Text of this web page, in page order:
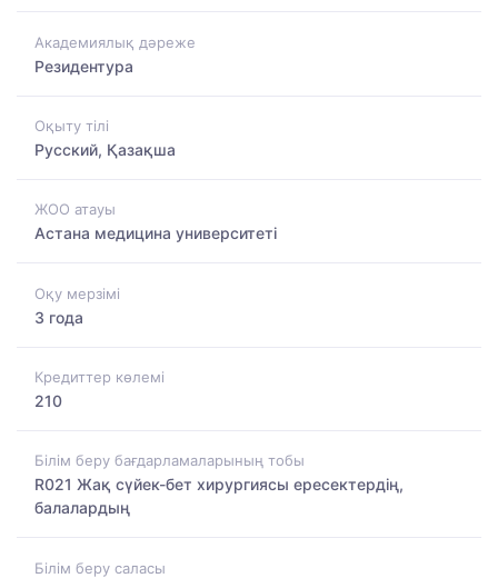
Академиялық дәреже
Резидентура
Оқыту тілі
Русский, Қазақша
ЖОО атауы
Астана медицина университеті
Оқу мерзімі
3 года
Кредиттер көлемі
210
Білім беру бағдарламаларының тобы
R021 Жақ сүйек-бет хирургиясы ересектердің,
балалардың
Білім беру саласы